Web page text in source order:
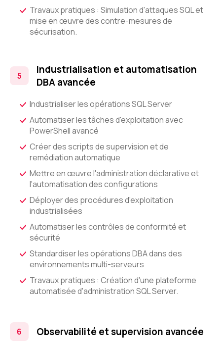
Travaux pratiques : Simulation d'attaques SQL et
mise en œuvre des contre-mesures de
sécurisation.
Industrialisation et automatisation
DBA avancée
Industrialiser les opérations SQL Server
Automatiser les tâches d'exploitation avec
PowerShell avancé
Créer des scripts de supervision et de
remédiation automatique
Mettre en œuvre l'administration déclarative et
l'automatisation des configurations
Déployer des procédures d'exploitation
industrialisées
Automatiser les contrôles de conformité et
sécurité
Standardiser les opérations DBA dans des
environnements multi-serveurs
Travaux pratiques : Création d'une plateforme
automatisée d'administration SQL Server.
Observabilité et supervision avancée